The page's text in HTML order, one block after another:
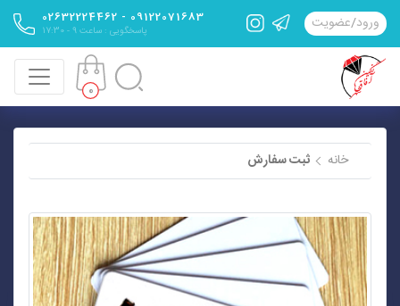
ورود/عضویت 09122071683 - 02632224462
پاسخگویی : ساعت 9 - 17:30
0
خانه ثبت سفارش